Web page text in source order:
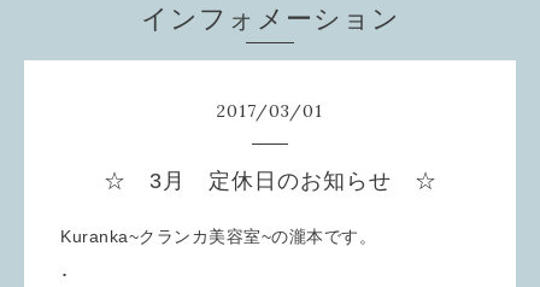
インフォメーション
2017/03/01
☆ 3月 定休日のお知らせ ☆
Kuranka~クランカ美容室~の瀧本です。
･